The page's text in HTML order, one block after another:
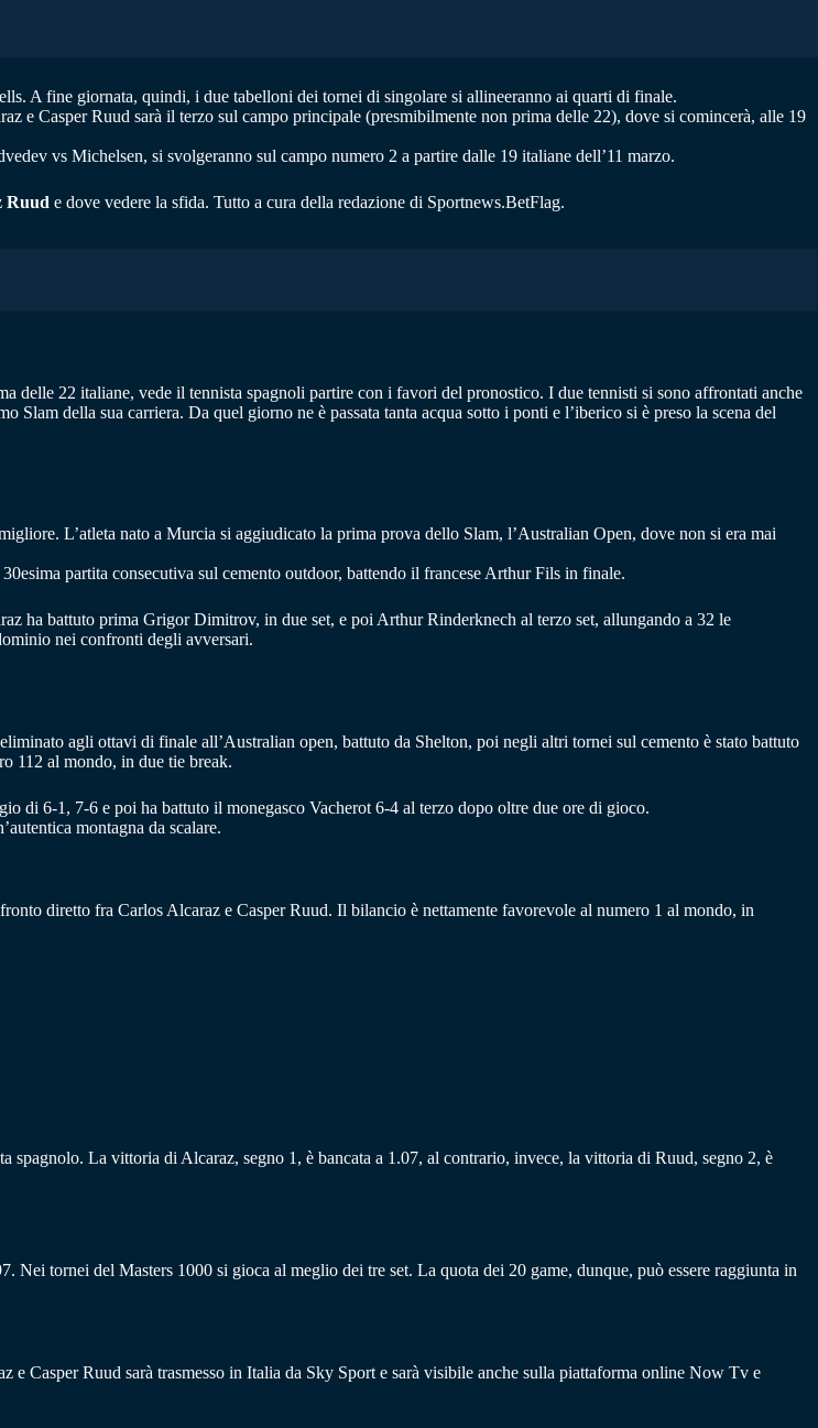
A fine giornata, quindi, i due tabelloni dei tornei di singolare si allineeranno ai quarti di finale.
e Casper Ruud sarà il terzo sul campo principale (presmibilmente non prima delle 22), dove si comincerà, alle 19
vs Michelsen, si svolgeranno sul campo numero 2 a partire dalle 19 italiane dell’11 marzo.
Ruud e dove vedere la sfida. Tutto a cura della redazione di Sportnews.BetFlag.
delle 22 italiane, vede il tennista spagnoli partire con i favori del pronostico. I due tennisti si sono affrontati anche
della sua carriera. Da quel giorno ne è passata tanta acqua sotto i ponti e l’iberico si è preso la scena del
L’atleta nato a Murcia si aggiudicato la prima prova dello Slam, l’Australian Open, dove non si era mai
partita consecutiva sul cemento outdoor, battendo il francese Arthur Fils in finale.
ha battuto prima Grigor Dimitrov, in due set, e poi Arthur Rinderknech al terzo set, allungando a 32 le
nei confronti degli avversari.
agli ottavi di finale all’Australian open, battuto da Shelton, poi negli altri tornei sul cemento è stato battuto
112 al mondo, in due tie break.
di 6-1, 7-6 e poi ha battuto il monegasco Vacherot 6-4 al terzo dopo oltre due ore di gioco.
montagna da scalare.
diretto fra Carlos Alcaraz e Casper Ruud. Il bilancio è nettamente favorevole al numero 1 al mondo, in
spagnolo. La vittoria di Alcaraz, segno 1, è bancata a 1.07, al contrario, invece, la vittoria di Ruud, segno 2, è
tornei del Masters 1000 si gioca al meglio dei tre set. La quota dei 20 game, dunque, può essere raggiunta in
Casper Ruud sarà trasmesso in Italia da Sky Sport e sarà visibile anche sulla piattaforma online Now Tv e